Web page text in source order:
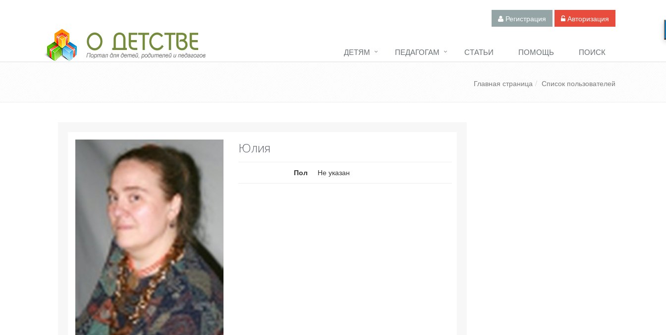
Регистрация Авторизация
Педагогический портал «О детстве»
ДЕТЯМ
ПЕДАГОГАМ СТАТЬИ ПОМОЩЬ ПОИСК
Главная страница Список пользователей
Юлия
Пол Не указан